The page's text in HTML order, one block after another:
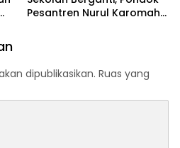
Pesantren Nurul Karomah
dipublikasikan. Ruas yang